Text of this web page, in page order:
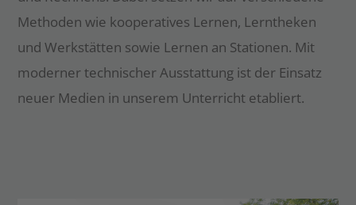
Methoden wie kooperatives Lernen, Lerntheken
und Werkstätten sowie Lernen an Stationen. Mit
moderner technischer Ausstattung ist der Einsatz
neuer Medien in unserem Unterricht etabliert.